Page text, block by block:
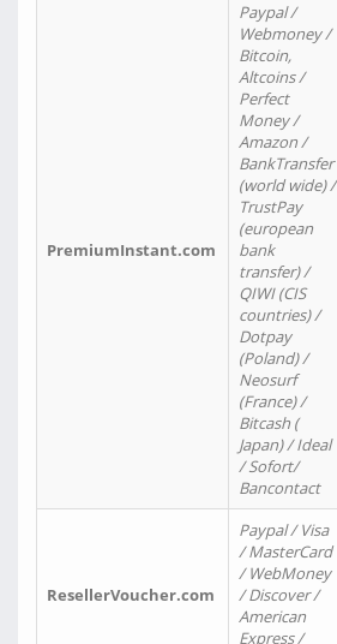
PremiumInstant.com
Paypal /
Webmoney /
Bitcoin,
Altcoins /
Perfect
Money /
Amazon /
BankTransfer
(world wide) /
TrustPay
(european
bank
transfer) /
QIWI (CIS
countries) /
Dotpay
(Poland) /
Neosurf
(France) /
Bitcash (
Japan) / Ideal
/ Sofort/
Bancontact
ResellerVoucher.com
Paypal / Visa
/ MasterCard
/ WebMoney
/ Discover /
American
Express /